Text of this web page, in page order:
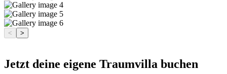
< >
Jetzt deine eigene Traumvilla buchen